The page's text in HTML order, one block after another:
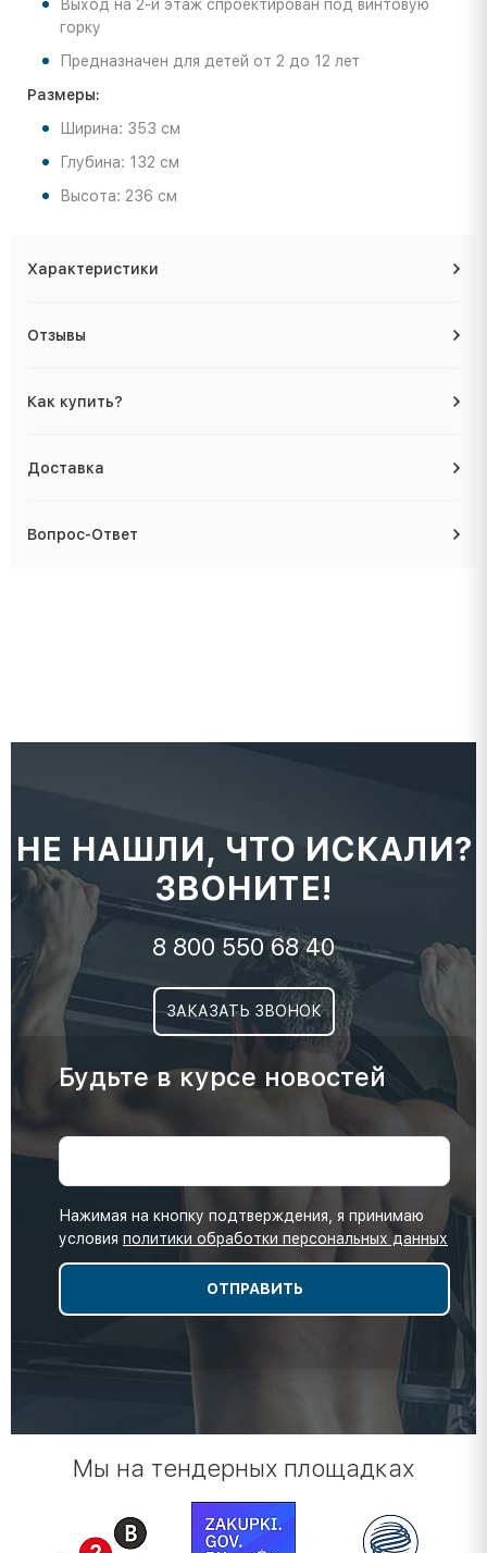
Выход на 2-й этаж спроектирован под винтовую
горку
Предназначен для детей от 2 до 12 лет
Размеры:
Ширина: 353 см
Глубина: 132 см
Высота: 236 см
Характеристики
Отзывы
Как купить?
Доставка
Вопрос-Ответ
НЕ НАШЛИ, ЧТО ИСКАЛИ?
ЗВОНИТЕ!
8 800 550 68 40
ЗАКАЗАТЬ ЗВОНОК
Будьте в курсе новостей
Нажимая на кнопку подтверждения, я принимаю
условия политики обработки персональных данных
Мы на тендерных площадках